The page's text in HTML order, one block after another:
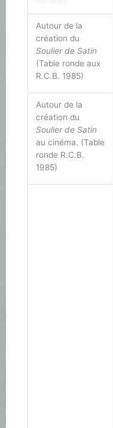
Autour de la
création du
Soulier de Satin
(Table ronde aux
R.C.B. 1985)
Autour de la
création du
Soulier de Satin
au cinéma. (Table
ronde R.C.B.
1985)